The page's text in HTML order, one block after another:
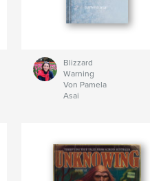
Blizzard
Warning
Von Pamela
Asai